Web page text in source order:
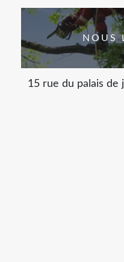
NOUS
15 rue du palais de